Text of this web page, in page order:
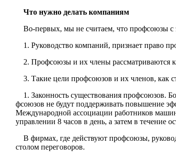
Что нужно делать компаниям
Во-первых, мы не считаем, что профсоюзы с
1. Руководство компаний, признает право
2. Профсоюзы и их члены рассматриваются
3. Такие цели профсоюзов и их членов, как
1. Законность существования профсоюзов.
фсоюзов не будут поддерживать повышение
Международной ассоциации работников
управлении 8 часов в день, а затем в течение
В фирмах, где действуют профсоюзы,
столом переговоров.